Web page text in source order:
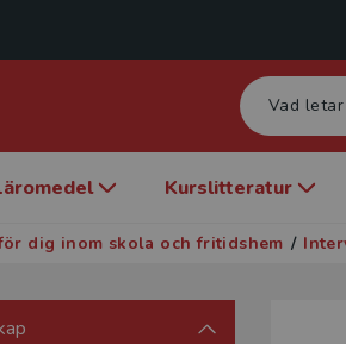
Kurslitteratur
dig inom skola och fritidshem /